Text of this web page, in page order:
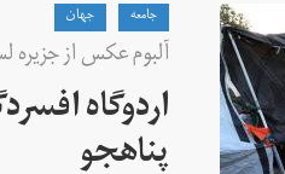
جامعه جهان
آلبوم عکس از جزیره
اردوگاه
پناهجو